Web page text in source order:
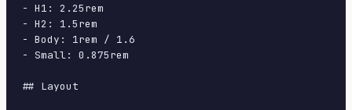
- H1: 2.25rem
- H2: 1.5rem
- Body: 1rem / 1.6
- Small: 0.875rem
## Layout